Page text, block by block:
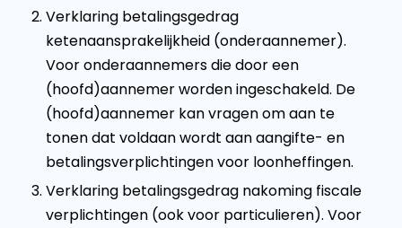
Verklaring betalingsgedrag
ketenaansprakelijkheid (onderaannemer).
Voor onderaannemers die door een
(hoofd)aannemer worden ingeschakeld. De
(hoofd)aannemer kan vragen om aan te
tonen dat voldaan wordt aan aangifte- en
betalingsverplichtingen voor loonheffingen.
Verklaring betalingsgedrag nakoming fiscale
verplichtingen (ook voor particulieren). Voor